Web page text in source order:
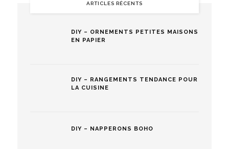
ARTICLES RÉCENTS
DIY – ORNEMENTS PETITES MAISONS
EN PAPIER
DIY – RANGEMENTS TENDANCE POUR
LA CUISINE
DIY – NAPPERONS BOHO